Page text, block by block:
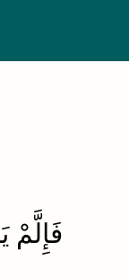
فَإِلَّمْ